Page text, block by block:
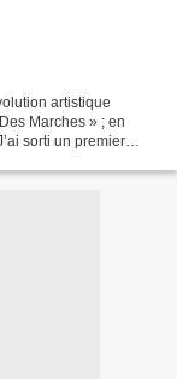
Marches » ; en
sorti un premier